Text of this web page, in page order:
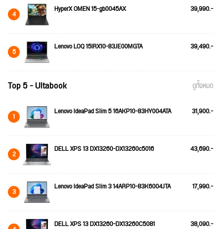
4 HyperX OMEN 15-gb0045AX 39,990.-
5 Lenovo LOQ 15IRX10-83JE00MGTA 39,490.-
Top 5 - Ultabook ดูทั้งหมด
1 Lenovo IdeaPad Slim 5 16AKP10-83HY004ATA 31,900.-
2 DELL XPS 13 DX13260-DX13260c5016 43,690.-
3 Lenovo IdeaPad Slim 3 14ARP10-83K6004JTA 17,990.-
DELL XPS 13 DX13260-DX13260C5081 38,090.-